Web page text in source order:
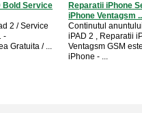
Bold Service
2 / Service
-
Gratuita / ...
Reparatii iPhone
iPhone Ventagsm
Continutul
iPAD 2 , Reparatii
Ventagsm GSM
iPhone - ...